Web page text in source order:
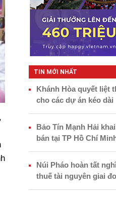
TIN MỚI NHẤT
Khánh Hòa quyết liệt
cho các dự án kéo dài
Bảo Tín Mạnh Hải
bán tại TP Hồ Chí
Núi Pháo hoàn tất
thuế tài nguyên giai